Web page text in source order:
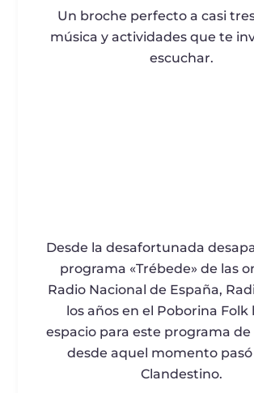
Un broche perfecto a casi
música y actividades que te
escuchar.
Desde la desafortunada
programa «Trébede» de las
Radio Nacional de España,
los años en el Poborina Folk
espacio para este programa de
desde aquel momento pasó
Clandestino.